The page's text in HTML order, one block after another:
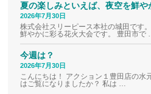
夏の楽しみといえば、夜空を鮮や
2026年7月30日
株式会社スリーピース本社の城田です
鮮やかに彩る花火大会です。 豊田市で
今週は？
2026年7月30日
こんにちは！ アクション１豊田店の水
はご覧になりましたか？ 私は …